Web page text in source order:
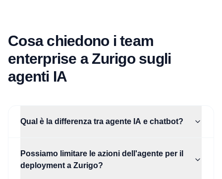
Cosa chiedono i team
enterprise a Zurigo sugli
agenti IA
Qual è la differenza tra agente IA e chatbot?
Possiamo limitare le azioni dell'agente per il
deployment a Zurigo?